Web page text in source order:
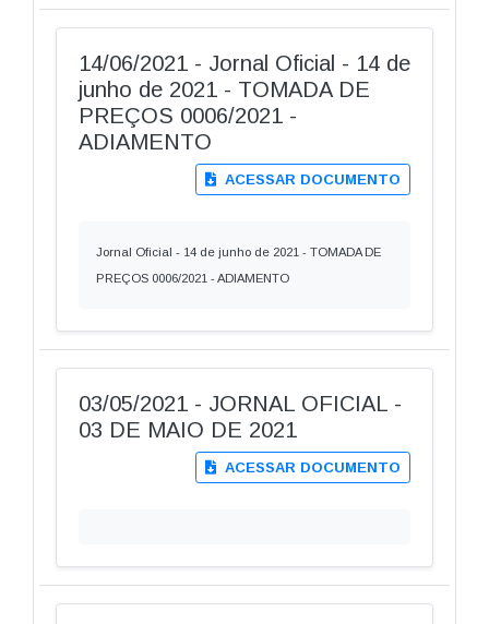
14/06/2021 - Jornal Oficial - 14 de
junho de 2021 - TOMADA DE
PREÇOS 0006/2021 -
ADIAMENTO
ACESSAR DOCUMENTO
Jornal Oficial - 14 de junho de 2021 - TOMADA DE
PREÇOS 0006/2021 - ADIAMENTO
03/05/2021 - JORNAL OFICIAL -
03 DE MAIO DE 2021
ACESSAR DOCUMENTO